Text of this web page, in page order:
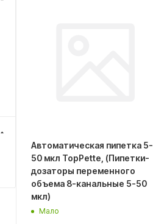
Автоматическая пипетка 5-
50 мкл TopPette, (Пипетки-
дозаторы переменного
объема 8-канальные 5-50
мкл)
Мало